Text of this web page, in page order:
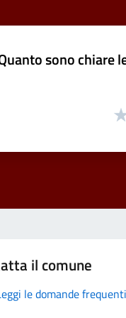
sono chiare
il comune
le domande frequenti